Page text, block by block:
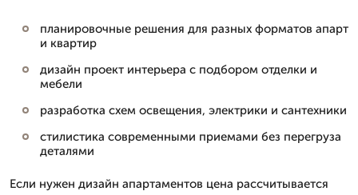
планировочные решения для разных форматов апарт
и квартир
дизайн проект интерьера с подбором отделки и
мебели
разработка схем освещения, электрики и сантехники
стилистика современными приемами без перегруза
деталями
Если нужен дизайн апартаментов цена рассчитывается